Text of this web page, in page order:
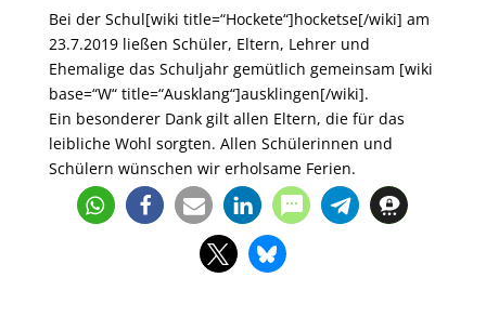
Bei der Schul[wiki title=“Hockete“]hocketse[/wiki] am
23.7.2019 ließen Schüler, Eltern, Lehrer und
Ehemalige das Schuljahr gemütlich gemeinsam [wiki
base=“W“ title=“Ausklang“]ausklingen[/wiki].
Ein besonderer Dank gilt allen Eltern, die für das
leibliche Wohl sorgten. Allen Schülerinnen und
Schülern wünschen wir erholsame Ferien.